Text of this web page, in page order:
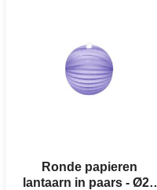
Ronde papieren
lantaarn in paars - Ø25